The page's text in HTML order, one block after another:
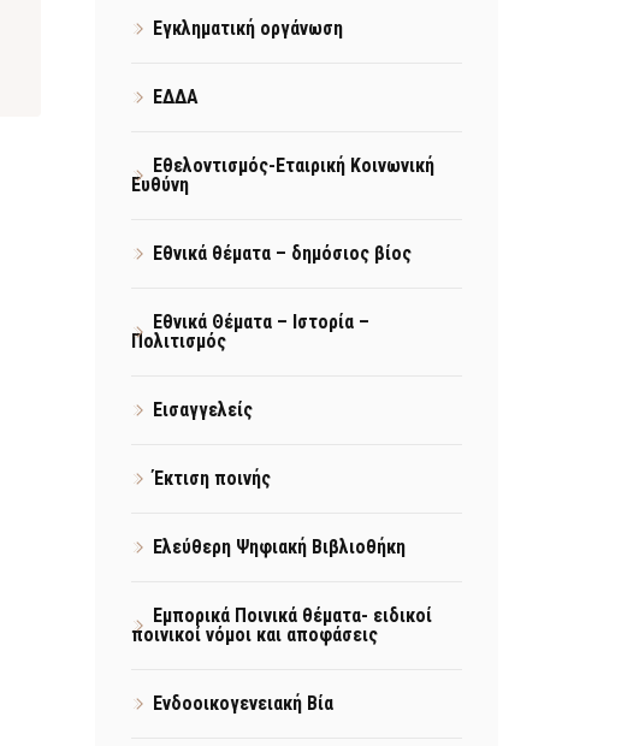
Εγκληματική οργάνωση
ΕΔΔΑ
Εθελοντισμός-Εταιρική Κοινωνική
Ευθύνη
Εθνικά θέματα – δημόσιος βίος
Εθνικά Θέματα – Ιστορία –
Πολιτισμός
Εισαγγελείς
Έκτιση ποινής
Ελεύθερη Ψηφιακή Βιβλιοθήκη
Εμπορικά Ποινικά θέματα- ειδικοί
ποινικοί νόμοι και αποφάσεις
Ενδοοικογενειακή Βία